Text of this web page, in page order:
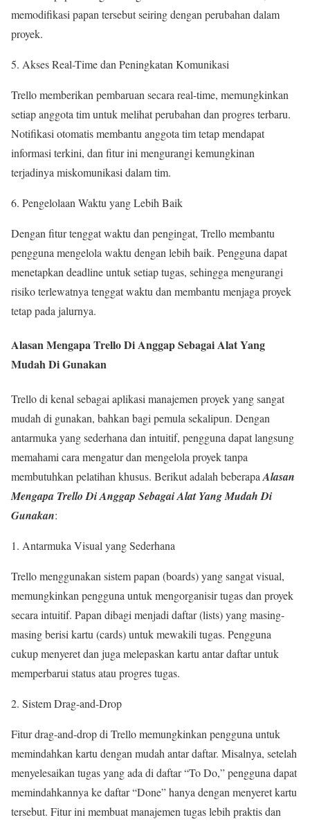
memodifikasi papan tersebut seiring dengan perubahan dalam
proyek.
Akses Real-Time dan Peningkatan Komunikasi
Trello memberikan pembaruan secara real-time, memungkinkan
setiap anggota tim untuk melihat perubahan dan progres terbaru.
Notifikasi otomatis membantu anggota tim tetap mendapat
informasi terkini, dan fitur ini mengurangi kemungkinan
terjadinya miskomunikasi dalam tim.
Pengelolaan Waktu yang Lebih Baik
Dengan fitur tenggat waktu dan pengingat, Trello membantu
pengguna mengelola waktu dengan lebih baik. Pengguna dapat
menetapkan deadline untuk setiap tugas, sehingga mengurangi
risiko terlewatnya tenggat waktu dan membantu menjaga proyek
tetap pada jalurnya.
Alasan Mengapa Trello Di Anggap Sebagai Alat Yang
Mudah Di Gunakan
Trello di kenal sebagai aplikasi manajemen proyek yang sangat
mudah di gunakan, bahkan bagi pemula sekalipun. Dengan
antarmuka yang sederhana dan intuitif, pengguna dapat langsung
memahami cara mengatur dan mengelola proyek tanpa
membutuhkan pelatihan khusus. Berikut adalah beberapa Alasan
Mengapa Trello DiAnggap Sebagai Alat Yang Mudah Di
Gunakan:
Antarmuka Visual yang Sederhana
Trello menggunakan sistem papan (boards) yang sangat visual,
memungkinkan pengguna untuk mengorganisir tugas dan proyek
secara intuitif. Papan dibagi menjadi daftar (lists) yang masing-
masing berisi kartu (cards) untuk mewakili tugas. Pengguna
cukup menyeret dan juga melepaskan kartu antar daftar untuk
memperbarui status atau progres tugas.
Sistem Drag-and-Drop
Fitur drag-and-drop di Trello memungkinkan pengguna untuk
memindahkan kartu dengan mudah antar daftar. Misalnya, setelah
menyelesaikan tugas yang ada di daftar “To Do,” pengguna dapat
memindahkannya ke daftar “Done” hanya dengan menyeret kartu
tersebut. Fitur ini membuat manajemen tugas lebih praktis dan